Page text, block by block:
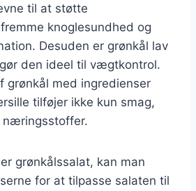
til at støtte
knoglesundhed og
Desuden er grønkål lav
den ideel til vægtkontrol.
grønkål med ingredienser
tilføjer ikke kun smag,
næringsstoffer.
grønkålssalat, kan man
for at tilpasse salaten til